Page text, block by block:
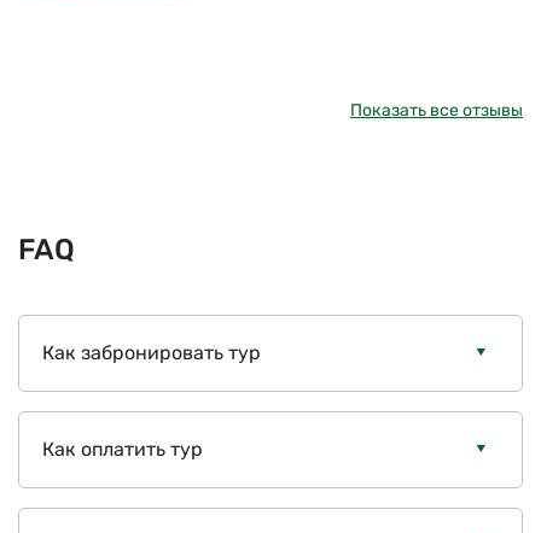
Показать все отзывы
FAQ
Как забронировать тур
Как оплатить тур